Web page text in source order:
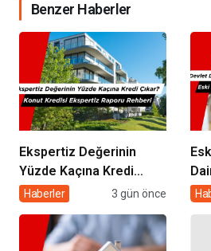
Benzer Haberler
Ekspertiz Değerinin
Yüzde Kaçına Kredi
Çıkar? Konut Kredisi
Rehberi
Haberler 3 gün önce